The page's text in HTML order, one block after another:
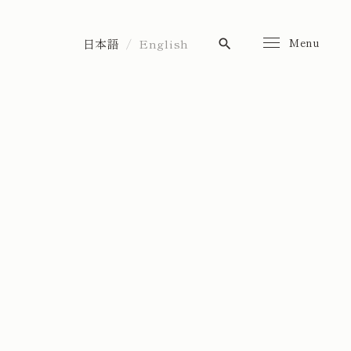
Menu
日本語 English search